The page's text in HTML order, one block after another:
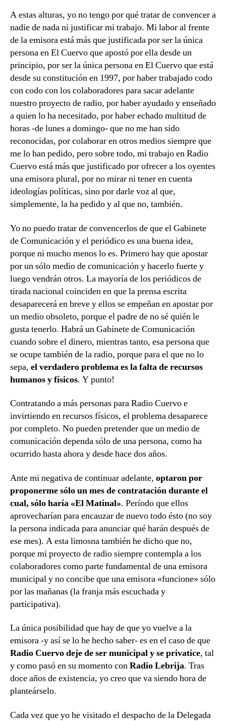
A estas alturas, yo no tengo por qué tratar de convencer a
nadie de nada ni justificar mi trabajo. Mi labor al frente
de la emisora está más que justificada por ser la única
persona en El Cuervo que apostó por ella desde un
principio, por ser la única persona en El Cuervo que está
desde su constitución en 1997, por haber trabajado codo
con codo con los colaboradores para sacar adelante
nuestro proyecto de radio, por haber ayudado y enseñado
a quien lo ha necesitado, por haber echado multitud de
horas -de lunes a domingo- que no me han sido
reconocidas, por colaborar en otros medios siempre que
me lo han pedido, pero sobre todo, mi trabajo en Radio
Cuervo está más que justificado por ofrecer a los oyentes
una emisora plural, por no mirar ni tener en cuenta
ideologías políticas, sino por darle voz al que,
simplemente, la ha pedido y al que no, también.
Yo no puedo tratar de convencerlos de que el Gabinete
de Comunicación y el periódico es una buena idea,
porque ni mucho menos lo es. Primero hay que apostar
por un sólo medio de comunicación y hacerlo fuerte y
luego vendrán otros. La mayoría de los periódicos de
tirada nacional coinciden en que la prensa escrita
desaparecerá en breve y ellos se empeñan en apostar por
un medio obsoleto, porque el padre de no sé quién le
gusta tenerlo. Habrá un Gabinete de Comunicación
cuando sobre el dinero, mientras tanto, esa persona que
se ocupe también de la radio, porque para el que no lo
sepa, el verdadero problema es la falta de recursos
humanos y físicos. Y punto!
Contratando a más personas para Radio Cuervo e
invirtiendo en recursos físicos, el problema desaparece
por completo. No pueden pretender que un medio de
comunicación dependa sólo de una persona, como ha
ocurrido hasta ahora y desde hace dos años.
Ante mi negativa de continuar adelante, optaron por
proponerme sólo un mes de contratación durante el
cual, sólo haría «El Matinal». Período que ellos
aprovecharían para encauzar de nuevo todo ésto (no soy
la persona indicada para anunciar qué harán después de
ese mes). A esta limosna también he dicho que no,
porque mi proyecto de radio siempre contempla a los
colaboradores como parte fundamental de una emisora
municipal y no concibe que una emisora «funcione» sólo
por las mañanas (la franja más escuchada y
participativa).
La única posibilidad que hay de que yo vuelve a la
emisora -y así se lo he hecho saber- es en el caso de que
Radio Cuervo deje de ser municipal y se privatice, tal
y como pasó en su momento conRadio Lebrija. Tras
doce años de existencia, yo creo que va siendo hora de
planteárselo.
Cada vez que yo he visitado el despacho de la Delegada